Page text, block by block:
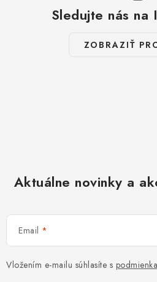
Sledujte nás na
ZOBRAZIŤ
Aktuálne novinky a
Email
Vložením e-mailu súhlasíte s